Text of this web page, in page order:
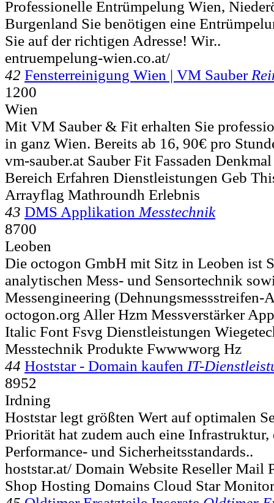
Professionelle Entrümpelung Wien,
Burgenland Sie benötigen eine
Sie auf der richtigen Adresse! Wir..
entruempelung-wien.co.at/
42 Fensterreinigung Wien | VM Sauber
1200
Wien
Mit VM Sauber & Fit erhalten Sie
in ganz Wien. Bereits ab 16, 90€ pro
vm-sauber.at Sauber Fit Fassaden
Bereich Erfahren Dienstleistungen Geb
Arrayflag Mathroundh Erlebnis
43 DMS Applikation Messtechnik
8700
Leoben
Die octogon GmbH mit Sitz in Leoben ist
analytischen Mess- und Sensortechnik
Messengineering
octogon.org Aller Hzm Messverstärker
Italic Font Fsvg Dienstleistungen
Messtechnik Produkte Fwwwworg Hz
44 Hoststar - Domain kaufen IT-
8952
Irdning
Hoststar legt größten Wert auf optimalen
Priorität hat zudem auch eine
Performance- und Sicherheitsstandards..
hoststar.at/ Domain Website Reseller Mail
Shop Hosting Domains Cloud Star